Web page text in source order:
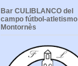
Bar CULIBLANCO del
campo fútbol-atletismo
Montornès